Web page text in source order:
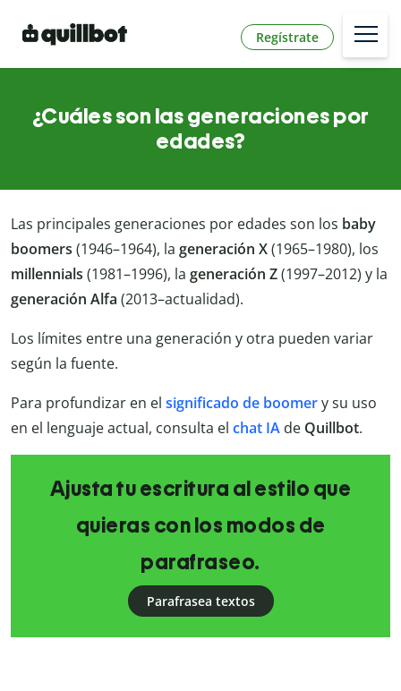
Regístrate
¿Cuáles son las generaciones por
edades?
Las principales generaciones por edades son los baby
boomers (1946–1964), la generación X(1965–1980), los
millennials (1981–1996), la generación Z(1997–2012) y la
generación Alfa (2013–actualidad).
Los límites entre una generación y otra pueden variar
según la fuente.
Para profundizar en el significado de boomery su uso
en el lenguaje actual, consulta el chat IA de Quillbot.
Ajusta tu escritura al estilo que
quieras con los modos de
parafraseo.
Parafrasea textos